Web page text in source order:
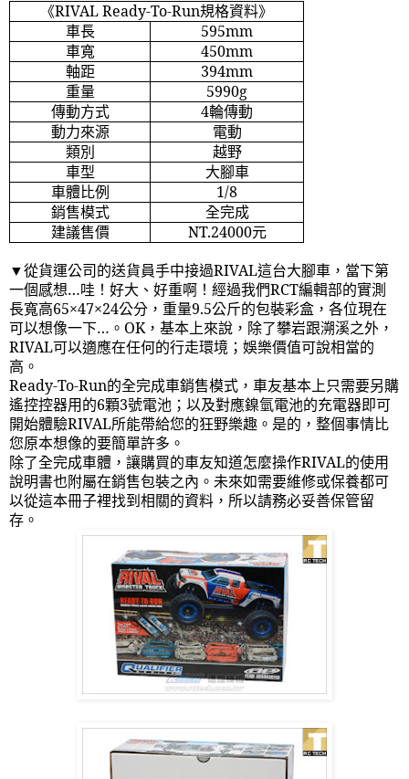
《RIVAL Ready-To-Run規格資料》
車長
595mm
車寬
450mm
軸距
394mm
重量
5990g
傳動方式
4輪傳動
動力來源
電動
類別
越野
車型
大腳車
車體比例
1/8
銷售模式
全完成
建議售價
NT.24000元
▼從貨運公司的送貨員手中接過RIVAL這台大腳車，當下第
一個感想…哇！好大、好重啊！經過我們RCT編輯部的實測
長寬高65×47×24公分，重量9.5公斤的包裝彩盒，各位現在
可以想像一下…。 OK，基本上來說，除了攀岩跟溯溪之外，
RIVAL可以適應在任何的行走環境；娛樂價值可說相當的
高。
Ready-To-Run的全完成車銷售模式，車友基本上只需要另購
遙控控器用的6顆3號電池；以及對應鎳氫電池的充電器即可
開始體驗RIVAL所能帶給您的狂野樂趣。是的，整個事情比
您原本想像的要簡單許多。
除了全完成車體，讓購買的車友知道怎麼操作RIVAL的使用
說明書也附屬在銷售包裝之內。未來如需要維修或保養都可
以從這本冊子裡找到相關的資料，所以請務必妥善保管留
存。